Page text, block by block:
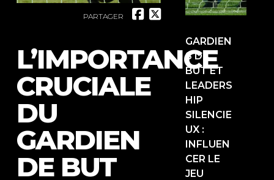
PARTAGER
L’IMPORTANCE
CRUCIALE
DU
GARDIEN
DE BUT
GARDIEN
S DE
BUT ET
LEADERS
HIP
SILENCIE
UX :
INFLUEN
CER LE
JEU